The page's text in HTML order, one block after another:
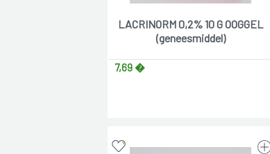
LACRINORM 0,2% 10 G OOGGEL
(geneesmiddel)
7,69 �